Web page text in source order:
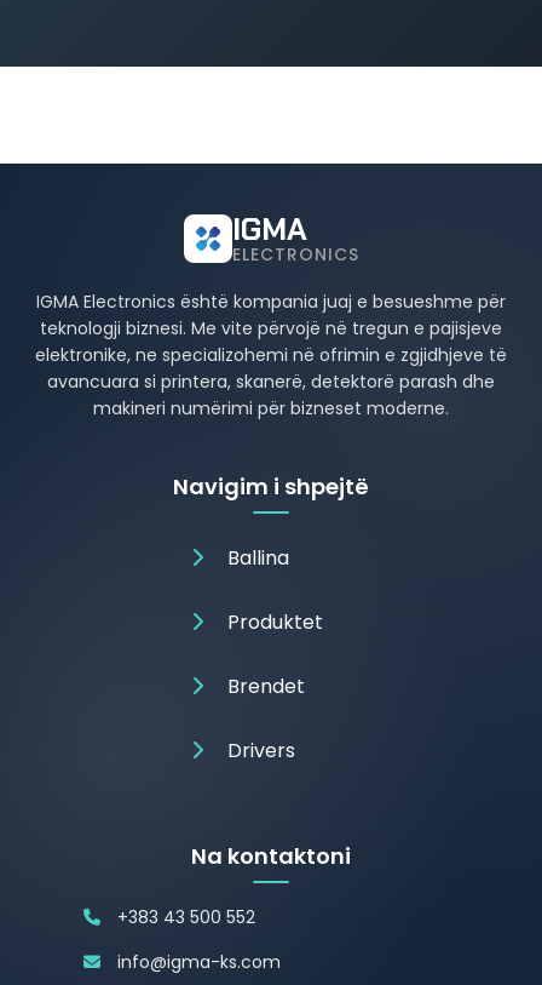
IGMA
ELECTRONICS
IGMA Electronics është kompania juaj e besueshme për
teknologji biznesi. Me vite përvojë në tregun e pajisjeve
elektronike, ne specializohemi në ofrimin e zgjidhjeve të
avancuara si printera, skanerë, detektorë parash dhe
makineri numërimi për bizneset moderne.
Navigim i shpejtë
Ballina
Produktet
Brendet
Drivers
Na kontaktoni
+383 43 500 552
info@igma-ks.com